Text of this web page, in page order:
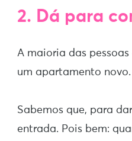
2. Dá para
A maioria das
um apartamento novo.
Sabemos que, para
entrada. Pois bem: